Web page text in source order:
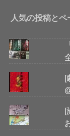
人気の投稿とペ
[
[